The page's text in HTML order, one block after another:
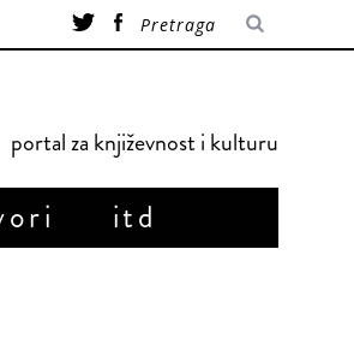
portal za književnost i kulturu
itd